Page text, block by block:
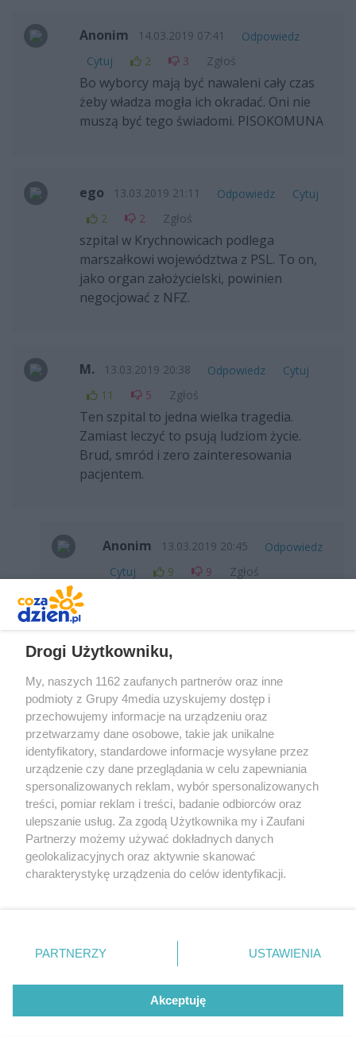
Anonim 14.03.2019 07:41
Odpowiedz
Cytuj
2 3 Zgłoś
Bo wyborcy mają być nawaleni cały czas
żeby władza mogła ich okradać. Oni nie
muszą być tego świadomi. PISOKOMUNA
ego 13.03.2019 21:11 Odpowiedz
Cytuj
2
2 Zgłoś
szpital w Krychnowicach podlega
marszałkowi województwa z PSL. To on,
jako organ założycielski, powinien
negocjować z NFZ.
M. 13.03.2019 20:38 Odpowiedz
Cytuj
11
5 Zgłoś
Ten szpital to jedna wielka tragedia.
Zamiast leczyć to psują ludziom życie.
Brud, smród i zero zainteresowania
pacjentem.
Anonim 13.03.2019 20:45
Odpowiedz
Cytuj
9 9 Zgłoś
Cytuj
Zgłoś
A wlasnie widziałam jak się traktuje na
oddziałach psychiatrycznych
pacjentów, ktorzy są niepełnosprawni.
Ci ludzie nie mają serca ani sumienia.
Oczywiście zdarzają się wyjątki, ale
niestety w mniejszości.
Reklama
Szpital w krychnowicach zmienił się na
zmodernizowane, wyremontowane,
czystość bieżąca jest utrzymywana na
Drogi Użytkowniku,
My, naszych 1162 zaufanych partnerów oraz inne
podmioty z Grupy 4media uzyskujemy dostęp i
przechowujemy informacje na urządzeniu oraz
przetwarzamy dane osobowe, takie jak unikalne
identyfikatory, standardowe informacje wysyłane przez
urządzenie czy dane przeglądania w celu zapewniania
spersonalizowanych reklam, wybór spersonalizowanych
treści, pomiar reklam i treści, badanie odbiorców oraz
ulepszanie usług. Za zgodą Użytkownika my i Zaufani
Partnerzy możemy używać dokładnych danych
geolokalizacyjnych oraz aktywnie skanować
charakterystykę urządzenia do celów identyfikacji.
zmienić/wycofać klikając przycisk ustawień prywatności
znajdujący się w lewym dolnym rogu strony
. Niektóre
użytkownika, ale masz prawo sprzeciwić się takiemu
przetwarzaniu. Preferencje będą miały zastosowania tylko
PARTNERZY USTAWIENIA
Akceptuję